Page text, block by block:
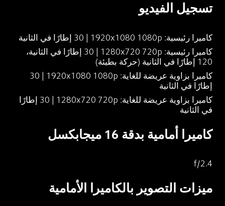
تسجيل الفيديو
كاميرا رئيسية: 1080p‏ 1920x1080 | ‏30 إطارًا في الثانية
كاميرا رئيسية: 720p‏ 1280x720 | ‏30 إطارًا في الثانية،
120 إطارًا في الثانية (حركة بطيئة)
إطارًا في الثانية
كاميرا بزاوية عريضة للغاية: 720p‏ 1280x720 | ‏30 إطارًا
في الثانية
كاميرا أمامية بدقة 16 ميجابكسل
f/2.4
ميزات التصوير بالكاميرا الأمامية